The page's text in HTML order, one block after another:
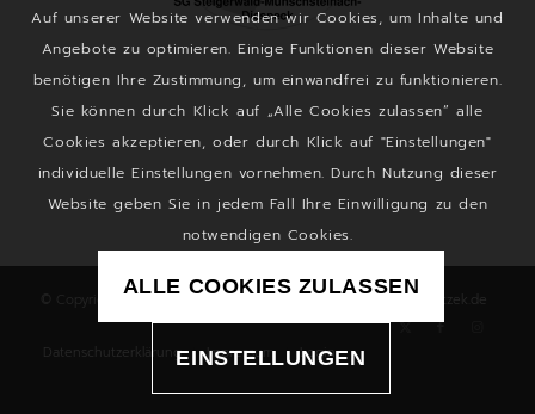
© Copyright - RSV Sugenheim 1947 e.V. | made bychristianmotzek.de
Datenschutzerklärung Impressum Login
Auf unserer Website verwenden wir Cookies, um Inhalte und
Angebote zu optimieren. Einige Funktionen dieser Website
benötigen Ihre Zustimmung, um einwandfrei zu funktionieren.
Sie können durch Klick auf „Alle Cookies zulassen“ alle
Cookies akzeptieren, oder durch Klick auf "Einstellungen"
individuelle Einstellungen vornehmen. Durch Nutzung dieser
Website geben Sie in jedem Fall Ihre Einwilligung zu den
notwendigen Cookies.
ALLE COOKIES ZULASSEN
EINSTELLUNGEN